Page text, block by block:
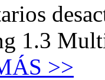
1.3
>>